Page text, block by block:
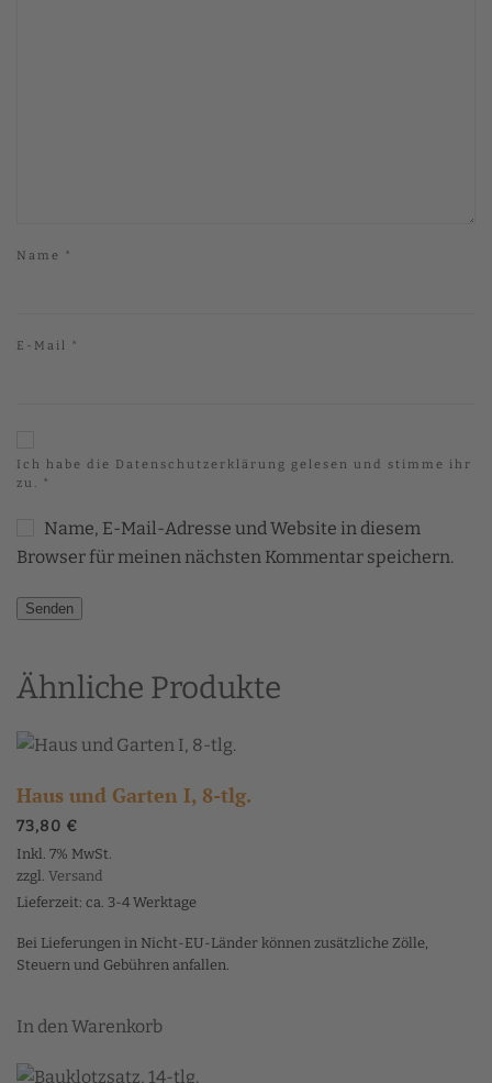
Name *
E-Mail *
Ich habe die Datenschutzerklärung gelesen und stimme ihr
zu. *
Name, E-Mail-Adresse und Website in diesem
Browser für meinen nächsten Kommentar speichern.
Ähnliche Produkte
Haus und Garten I, 8-tlg.
73,80 €
Inkl. 7% MwSt.
zzgl. Versand
Lieferzeit: ca. 3-4 Werktage
Bei Lieferungen in Nicht-EU-Länder können zusätzliche Zölle,
Steuern und Gebühren anfallen.
In den Warenkorb